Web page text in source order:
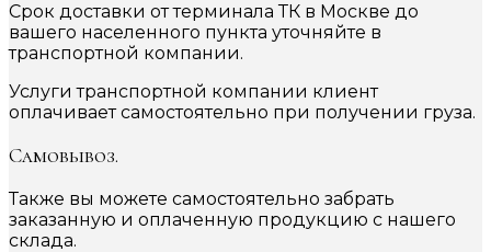
Срок доставки от терминала ТК в Москве до
вашего населенного пункта уточняйте в
транспортной компании.
Услуги транспортной компании клиент
оплачивает самостоятельно при получении груза.
Самовывоз.
Также вы можете самостоятельно забрать
заказанную и оплаченную продукцию с нашего
склада.